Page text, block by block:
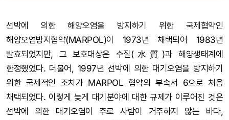
선박에 의한 해양오염을 방지하기 위한 국제협약인
해양오염방지협약(MARPOL)이 1973년 채택되어 1983년
발효되었지만, 그 보호대상은 수질(水質)과 해양생태계에
한정했었다. 더불어, 1997년 선박에 의한 대기오염을 방지하기
위한 국제적인 조치가 MARPOL 협약의 부속서 6으로 처음
채택되었다. 이렇게 늦게 대기분야에 대한 규제가 이루어진 것은
선박에 의한 대기오염이 주로 사람이 거주하지 않는 바다,